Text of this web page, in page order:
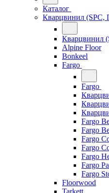
Каталог
Кварцвинил
Кварцвинил
Alpine Floor
Bonkeel
Fargo
Fargo
Fargo
Fargo
Fargo
Fargo
Fargo
Fargo
Fargo
Floorwood
Tarkett